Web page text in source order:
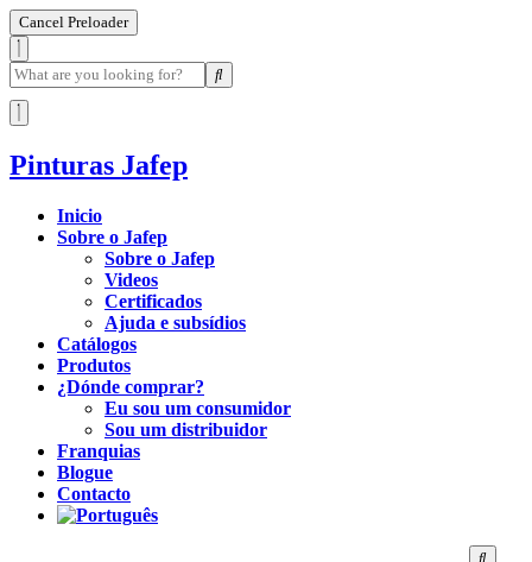
Cancel Preloader
Pinturas Jafep
Inicio
Sobre o Jafep
Sobre o Jafep
Videos
Certificados
Ajuda e subsídios
Catálogos
Produtos
¿Dónde comprar?
Eu sou um consumidor
Sou um distribuidor
Franquias
Blogue
Contacto